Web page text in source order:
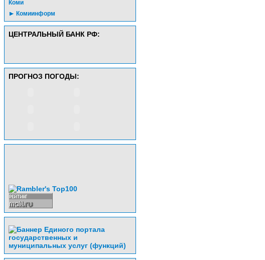
Коми
Комиинформ
ЦЕНТРАЛЬНЫЙ БАНК РФ:
ПРОГНОЗ ПОГОДЫ: